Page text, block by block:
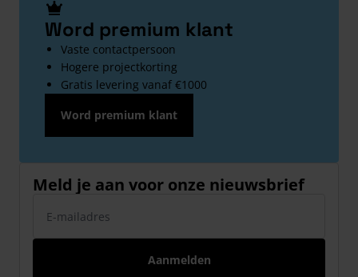
Word premium klant
Vaste contactpersoon
Hogere projectkorting
Gratis levering vanaf €1000
Word premium klant
Meld je aan voor onze nieuwsbrief
Aanmelden